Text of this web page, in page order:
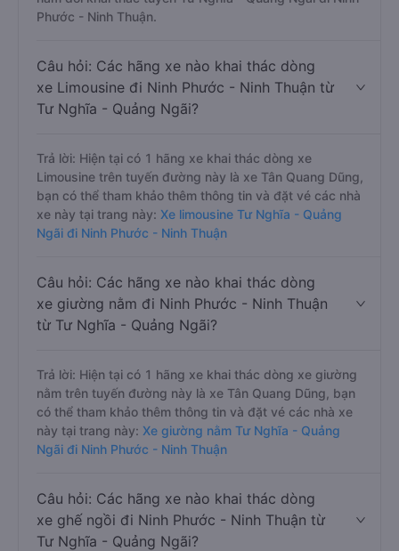
Phước - Ninh Thuận.
Câu hỏi: Các hãng xe nào khai thác dòng
xe Limousine đi Ninh Phước - Ninh Thuận từ
Tư Nghĩa - Quảng Ngãi?
Trả lời: Hiện tại có 1 hãng xe khai thác dòng xe
Limousine trên tuyến đường này là xe Tân Quang Dũng,
bạn có thể tham khảo thêm thông tin và đặt vé các nhà
xe này tại trang này: Xe limousine Tư Nghĩa - Quảng
Ngãi đi Ninh Phước - Ninh Thuận
Câu hỏi: Các hãng xe nào khai thác dòng
xe giường nằm đi Ninh Phước - Ninh Thuận
từ Tư Nghĩa - Quảng Ngãi?
Trả lời: Hiện tại có 1 hãng xe khai thác dòng xe giường
nằm trên tuyến đường này là xe Tân Quang Dũng, bạn
có thể tham khảo thêm thông tin và đặt vé các nhà xe
này tại trang này: Xe giường nằm Tư Nghĩa - Quảng
Ngãi đi Ninh Phước - Ninh Thuận
Câu hỏi: Các hãng xe nào khai thác dòng
xe ghế ngồi đi Ninh Phước - Ninh Thuận từ
Tư Nghĩa - Quảng Ngãi?